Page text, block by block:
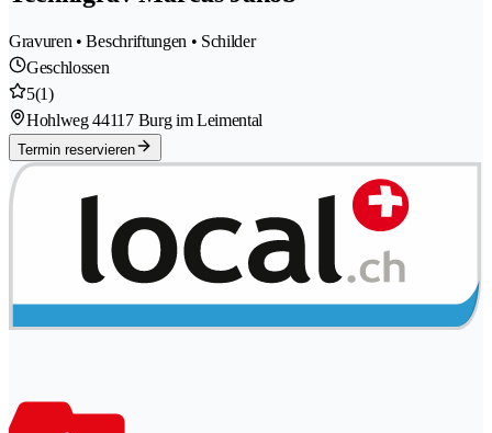
Gravuren • Beschriftungen • Schilder
Geschlossen
5(1)
Hohlweg 44117 Burg im Leimental
Termin reservieren